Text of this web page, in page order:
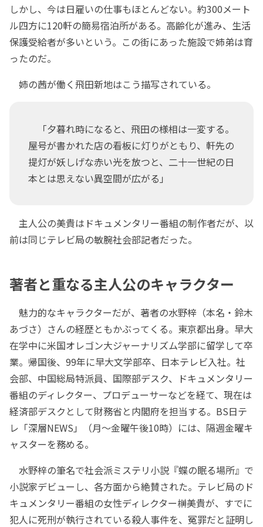
しかし、今は日雇いの仕事もほとんどない。約300メート
ル四方に120軒の簡易宿泊所がある。高齢化が進み、生活
保護受給者が多いという。この街にあった施設で姉弟は育
ったのだ。
姉の茜が働く飛田新地はこう描写されている。
「夕暮れ時になると、飛田の様相は一変する。
屋号が書かれた店の看板に灯りがともり、軒先の
提灯が妖しげな赤い光を放つと、二十一世紀の日
本とは思えない異空間が広がる」
主人公の美貴はドキュメンタリー番組の制作者だが、以
前は同じテレビ局の敏腕社会部記者だった。
著者と重なる主人公のキャラクター
魅力的なキャラクターだが、著者の水野梓（本名・鈴木
あづさ）さんの経歴ともかぶってくる。東京都出身。早大
在学中に米国オレゴン大ジャーナリズム学部に留学して卒
業。帰国後、99年に早大文学部卒、日本テレビ入社。社
会部、中国総局特派員、国際部デスク、ドキュメンタリー
番組のディレクター、プロデューサーなどを経て、現在は
経済部デスクとして財務省と内閣府を担当する。BS日テ
レ「深層NEWS」（月～金曜午後10時）には、隔週金曜キ
ャスターを務める。
水野梓の筆名で社会派ミステリ小説『蝶の眠る場所』で
小説家デビューし、各方面から絶賛された。テレビ局のド
キュメンタリー番組の女性ディレクター榊美貴が、すでに
犯人に死刑が執行されている殺人事件を、冤罪だと証明し